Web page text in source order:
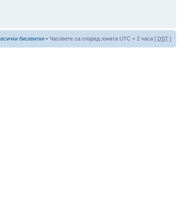
бисквитки • Часовете са според зоната UTC + 2 часа [ DST ]